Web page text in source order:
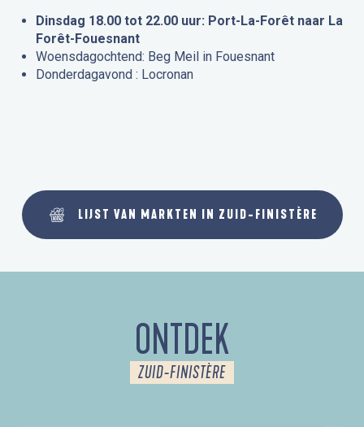
Dinsdag 18.00 tot 22.00 uur: Port-La-Forêt naar La
Forêt-Fouesnant
Woensdagochtend: Beg Meil in Fouesnant
Donderdagavond : Locronan
LIJST VAN MARKTEN IN ZUID-FINISTÈRE
ONTDEK
ZUID-FINISTÈRE